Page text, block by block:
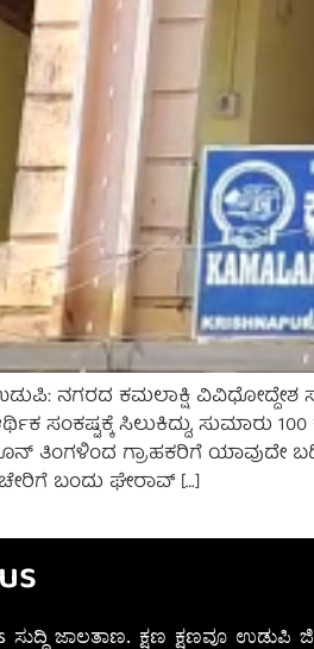
ನಗರದ ಕಮಲಾಕ್ಷಿ ವಿವಿಧೋದ್ದೇಶ
ಸಂಕಷ್ಟಕ್ಕೆ ಸಿಲುಕಿದ್ದು,
ತಿಂಗಳಿಂದ ಗ್ರಾಹಕರಿಗೆ ಯಾವುದೇ
ಬಂದು ಘೇರಾವ್ […]
ಸುದ್ದಿ ಜಾಲತಾಣ. ಕ್ಷಣ ಕ್ಷಣವೂ